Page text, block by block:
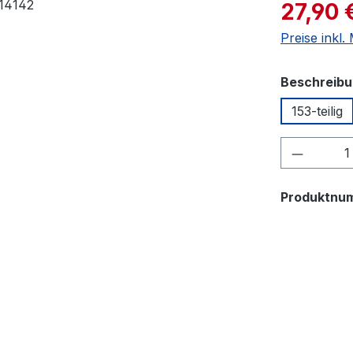
27,90
Preise inkl.
153-teilig